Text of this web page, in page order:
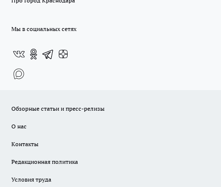
Мы в социальных сетях
Обзорные статьи и пресс-релизы
О нас
Контакты
Редакционная политика
Условия труда